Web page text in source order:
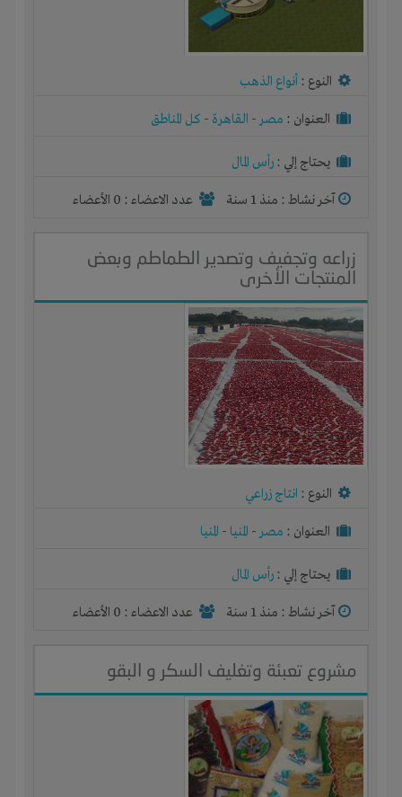
النوع : أنواع الذهب
العنوان : مصر- القاهرة - كل المناطق
يحتاج إلي : رأس المال
آخر نشاط : منذ 1 سنة عدد الاعضاء : 0 الأعضاء
زراعه وتجفيف وتصدير الطماطم وبعض
المنتجات الأخرى
النوع : انتاج زراعي
العنوان : مصر- المنيا - المنيا
يحتاج إلي : رأس المال
آخر نشاط : منذ 1 سنة عدد الاعضاء : 0 الأعضاء
مشروع تعبئة وتغليف السكر و البقو